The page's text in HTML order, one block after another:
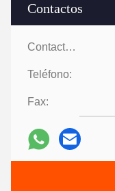
Contactos
Contactos:
Teléfono:
Fax: